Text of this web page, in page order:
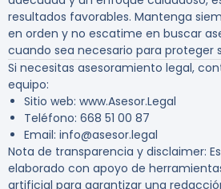
resultados favorables. Mantenga
en orden y no escatime en buscar
cuando sea necesario para proteger
Si necesitas asesoramiento legal,
equipo:
Sitio web: www.Asesor.Legal
Teléfono: 668 51 00 87
Email: info@asesor.legal
Nota de transparencia y disclaimer:
elaborado con apoyo de
artificial para garantizar una